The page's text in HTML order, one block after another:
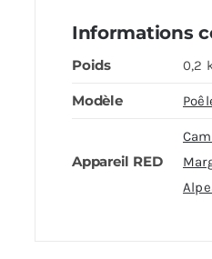
Informations
Poids 0,2
Modèle
Appareil RED